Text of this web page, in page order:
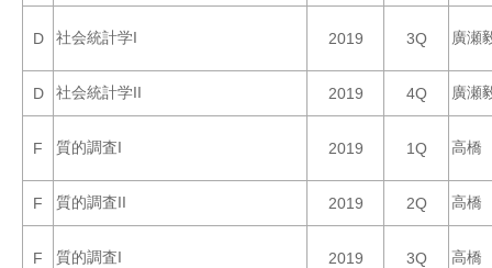
D 社会統計学I 2019 3Q 廣瀬
D 社会統計学II 2019 4Q 廣瀬
F 質的調査I 2019 1Q 高橋
F 質的調査II 2019 2Q 高橋
F 質的調査I 2019 3Q 高橋